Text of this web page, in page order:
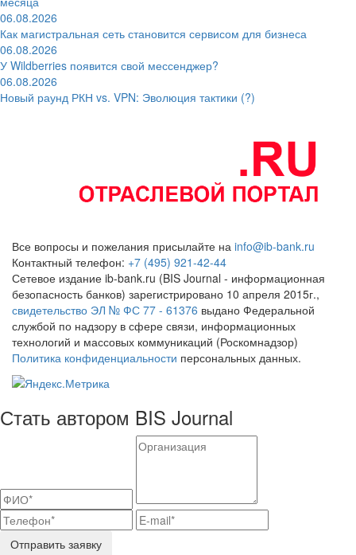
06.08.2026
Как магистральная сеть становится сервисом для бизнеса
06.08.2026
У Wildberries появится свой мессенджер?
06.08.2026
Новый раунд РКН vs. VPN: Эволюция тактики (?)
Все вопросы и пожелания присылайте на info@ib-bank.ru
Контактный телефон: +7 (495) 921-42-44
Сетевое издание ib-bank.ru (BIS Journal - информационная
безопасность банков) зарегистрировано 10 апреля 2015г.,
свидетельство ЭЛ № ФС 77 - 61376 выдано Федеральной
службой по надзору в сфере связи, информационных
технологий и массовых коммуникаций (Роскомнадзор)
Политика конфиденциальности персональных данных.
Стать автором BIS Journal
Отправить заявку